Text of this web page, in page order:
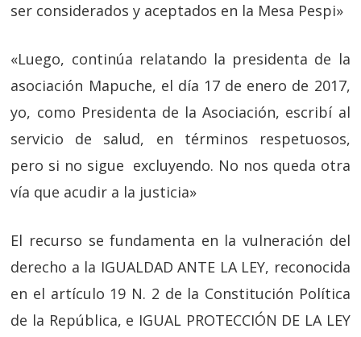
ser considerados y aceptados en la Mesa Pespi»
«Luego, continúa relatando la presidenta de la
asociación Mapuche, el día 17 de enero de 2017,
yo, como Presidenta de la Asociación, escribí al
servicio de salud, en términos respetuosos,
pero si no sigue excluyendo. No nos queda otra
vía que acudir a la justicia»
El recurso se fundamenta en la vulneración del
derecho a la IGUALDAD ANTE LA LEY, reconocida
en el artículo 19 N. 2 de la Constitución Política
de la República, e IGUAL PROTECCIÓN DE LA LEY